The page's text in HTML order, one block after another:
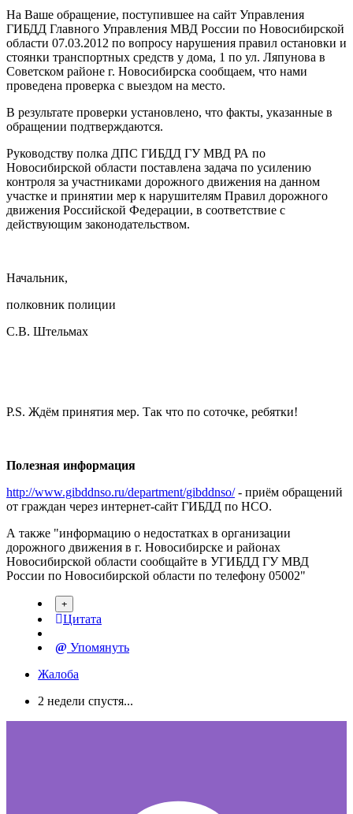
На Ваше обращение, поступившее на сайт Управления
ГИБДД Главного Управления МВД России по Новосибирской
области 07.03.2012 по вопросу нарушения правил остановки и
стоянки транспортных средств у дома, 1 по ул. Ляпунова в
Советском районе г. Новосибирска сообщаем, что нами
проведена проверка с выездом на место.
В результате проверки установлено, что факты, указанные в
обращении подтверждаются.
Руководству полка ДПС ГИБДД ГУ МВД РА по
Новосибирской области поставлена задача по усилению
контроля за участниками дорожного движения на данном
участке и принятии мер к нарушителям Правил дорожного
движения Российской Федерации, в соответствие с
действующим законодательством.
Начальник,
полковник полиции
С.В. Штельмах
P.S. Ждём принятия мер. Так что по соточке, ребятки!
Полезная информация
http://www.gibddnso.ru/department/gibddnso/- приём обращений
от граждан через интернет-сайт ГИБДД по НСО.
А также "информацию о недостатках в организации
дорожного движения в г. Новосибирске и районах
Новосибирской области сообщайте в УГИБДД ГУ МВД
России по Новосибирской области по телефону 05002"
Цитата
Упомянуть
Жалоба
2 недели спустя...